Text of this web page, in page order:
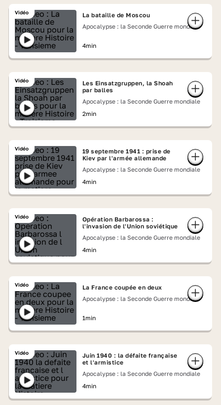
Vidéo
La bataille de Moscou
Apocalypse : la Seconde Guerre mondiale
4min
Vidéo
Les Einsatzgruppen, la Shoah
par balles
Apocalypse : la Seconde Guerre mondiale
2min
Vidéo
19 septembre 1941 : prise de
Kiev par l'armée allemande
Apocalypse : la Seconde Guerre mondiale
4min
Vidéo
Opération Barbarossa :
l'invasion de l'Union soviétique
Apocalypse : la Seconde Guerre mondiale
4min
Vidéo
La France coupée en deux
Apocalypse : la Seconde Guerre mondiale
1min
Vidéo
Juin 1940 : la défaite française
et l'armistice
Apocalypse : la Seconde Guerre mondiale
4min